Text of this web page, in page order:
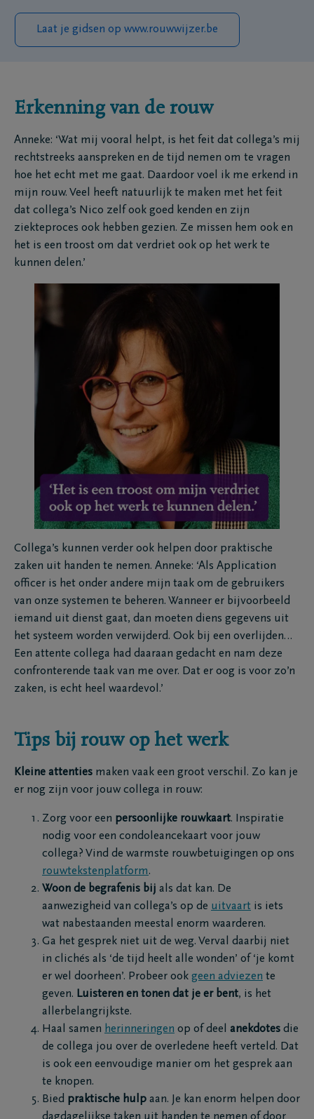
Laat je gidsen op www.rouwwijzer.be
Erkenning van de rouw
Anneke: ‘Wat mij vooral helpt, is het feit dat collega’s mij
rechtstreeks aanspreken en de tijd nemen om te vragen
hoe het echt met me gaat. Daardoor voel ik me erkend in
mijn rouw. Veel heeft natuurlijk te maken met het feit
dat collega’s Nico zelf ook goed kenden en zijn
ziekteproces ook hebben gezien. Ze missen hem ook en
het is een troost om dat verdriet ook op het werk te
kunnen delen.’
Collega’s kunnen verder ook helpen door praktische
zaken uit handen te nemen. Anneke: ‘Als Application
officer is het onder andere mijn taak om de gebruikers
van onze systemen te beheren. Wanneer er bijvoorbeeld
iemand uit dienst gaat, dan moeten diens gegevens uit
het systeem worden verwijderd. Ook bij een overlijden…
Een attente collega had daaraan gedacht en nam deze
confronterende taak van me over. Dat er oog is voor zo’n
zaken, is echt heel waardevol.’
Tips bij rouw op het werk
Kleine attenties maken vaak een groot verschil. Zo kan je
er nog zijn voor jouw collega in rouw:
Zorg voor een persoonlijke rouwkaart. Inspiratie
nodig voor een condoleancekaart voor jouw
collega? Vind de warmste rouwbetuigingen op ons
rouwtekstenplatform.
Woon de begrafenis bij als dat kan. De
aanwezigheid van collega’s op de uitvaart is iets
wat nabestaanden meestal enorm waarderen.
Ga het gesprek niet uit de weg. Verval daarbij niet
in clichés als ‘de tijd heelt alle wonden’ of ‘je komt
er wel doorheen’. Probeer ook geen adviezen te
geven. Luisteren en tonen dat je er bent, is het
allerbelangrijkste.
Haal samen herinneringen op of deel anekdotes die
de collega jou over de overledene heeft verteld. Dat
is ook een eenvoudige manier om het gesprek aan
te knopen.
Bied praktische hulp aan. Je kan enorm helpen door